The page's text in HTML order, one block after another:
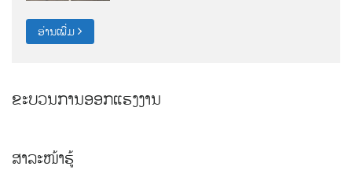
ອ່ານເພີ່ມ
ຂະບວນການອອກແຮງງານ
ສາລະໜ້າຮູ້